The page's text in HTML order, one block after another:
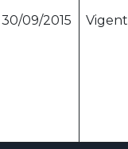
30/09/2015